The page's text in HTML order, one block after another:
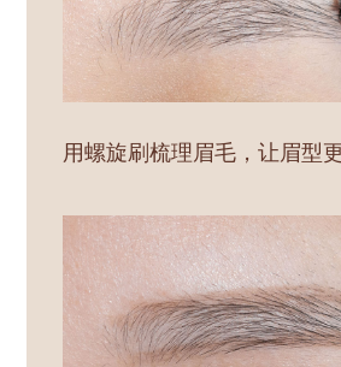
用螺旋刷梳理眉毛，让眉型